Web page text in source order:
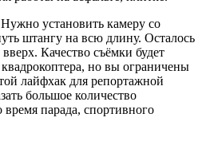
Нужно установить камеру со
штангу на всю длину. Осталось
Качество съёмки будет
но вы ограничены
лайфхак для репортажной
большое количество
парада, спортивного